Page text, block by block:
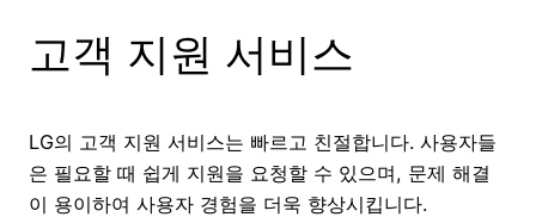
고객 지원 서비스
LG의 고객 지원 서비스는 빠르고 친절합니다. 사용자들
은 필요할 때 쉽게 지원을 요청할 수 있으며, 문제 해결
이 용이하여 사용자 경험을 더욱 향상시킵니다.